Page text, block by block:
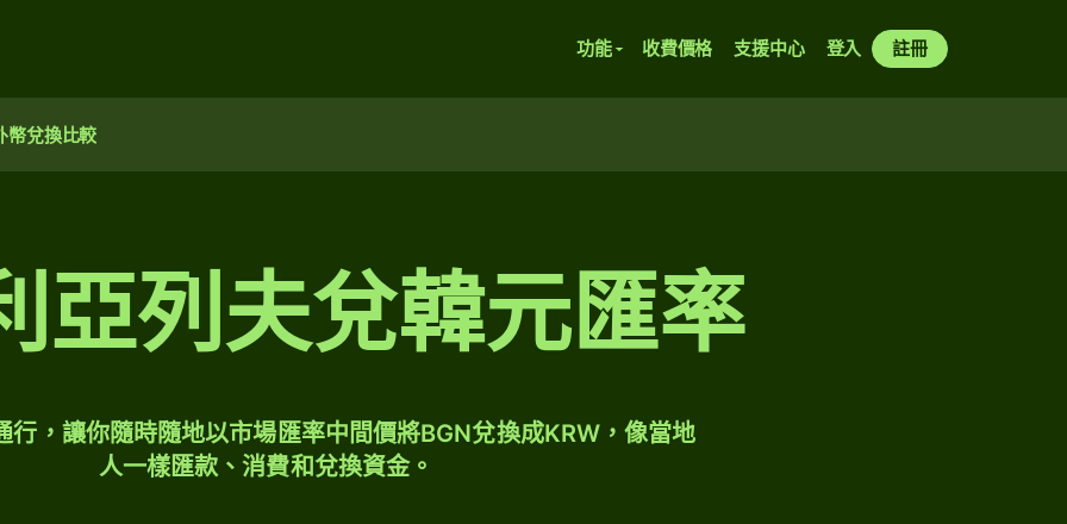
功能 收費價格 支援中心 登入 註冊
幣兌換比較
亞列夫兌韓元匯率
行，讓你隨時隨地以市場匯率中間價將BGN兌換成KRW，像當地
人一樣匯款、消費和兌換資金。